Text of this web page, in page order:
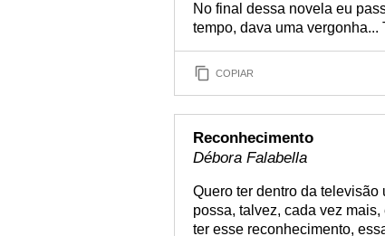
No final dessa novela eu
tempo, dava uma vergonha...
COPIAR
Reconhecimento
Débora Falabella
Quero ter dentro da
possa, talvez, cada vez
ter esse reconhecimento,